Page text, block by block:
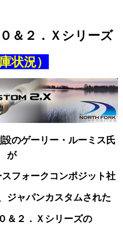
＆２．Ｘシリーズ
状況）
のゲーリー・ルーミス氏
が
フォークコンポジット社
ジャパンカスタムされた
＆２．Ｘシリーズの